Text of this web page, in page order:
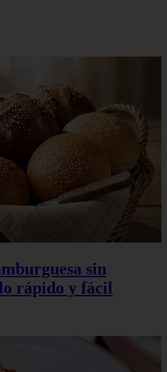
sin
rápido y fácil